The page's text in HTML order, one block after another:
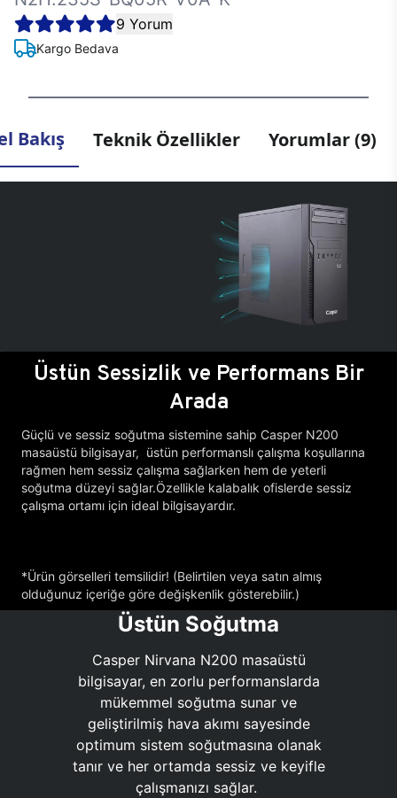
9 Yorum
Kargo Bedava
Bakış Teknik Özellikler Yorumlar (9)
Üstün Sessizlik ve Performans Bir
Arada
Güçlü ve sessiz soğutma sistemine sahip Casper N200
masaüstü bilgisayar, üstün performanslı çalışma koşullarına
rağmen hem sessiz çalışma sağlarken hem de yeterli
soğutma düzeyi sağlar.Özellikle kalabalık ofislerde sessiz
çalışma ortamı için ideal bilgisayardır.
*Ürün görselleri temsilidir! (Belirtilen veya satın almış
olduğunuz içeriğe göre değişkenlik gösterebilir.)
Üstün Soğutma
Casper Nirvana N200 masaüstü
bilgisayar, en zorlu performanslarda
mükemmel soğutma sunar ve
geliştirilmiş hava akımı sayesinde
optimum sistem soğutmasına olanak
tanır ve her ortamda sessiz ve keyifle
çalışmanızı sağlar.